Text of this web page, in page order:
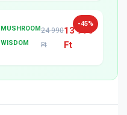
-45%
MUSHROOM
WISDOM
24 990
Ft
13 990
Ft